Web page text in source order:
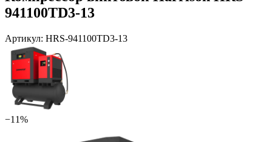
941100TD3-13
Артикул: HRS-941100TD3-13
−11%